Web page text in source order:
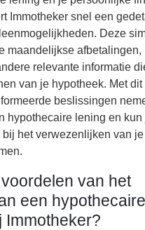
Immotheker snel een
Deze
maandelijkse afbetalingen,
relevante informatie
van je hypotheek. Met
beslissingen
hypothecaire lening en kun
bij het verwezenlijken van je
van het
een
Immotheker?